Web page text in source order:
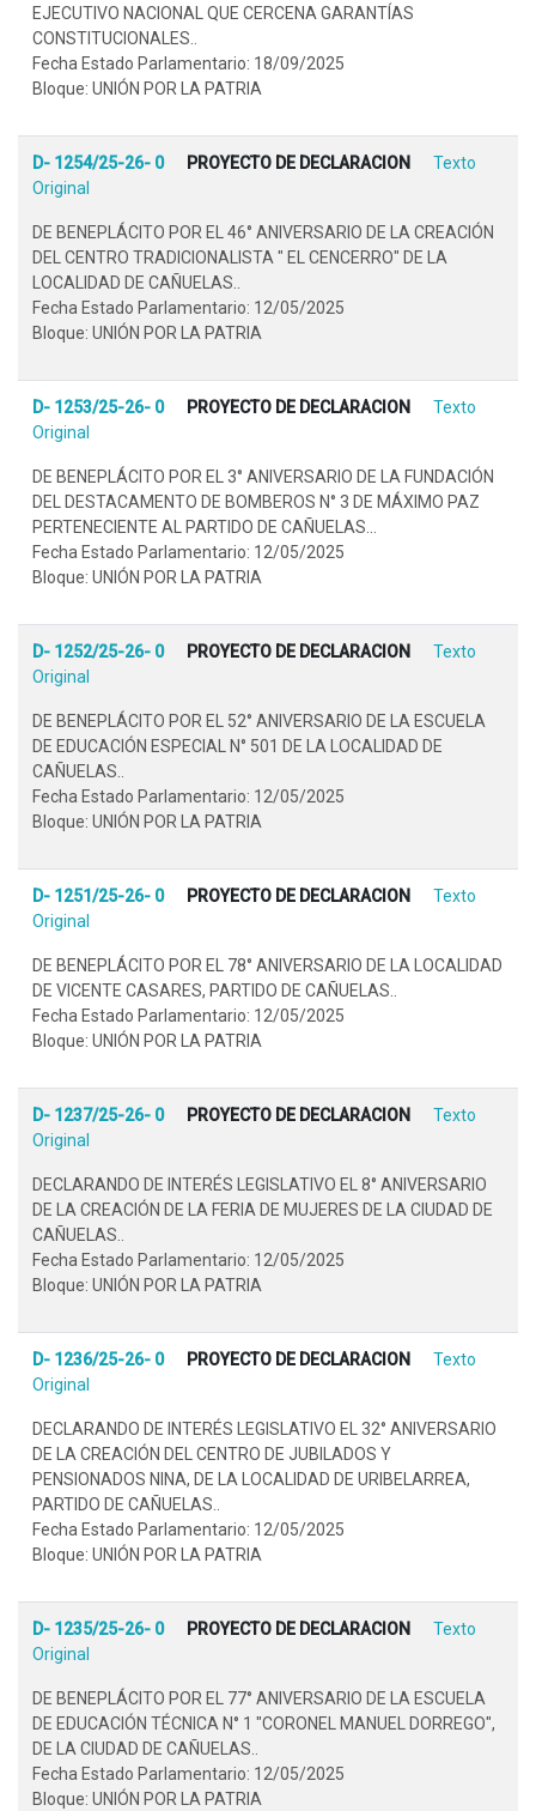
EJECUTIVO NACIONAL QUE CERCENA GARANTÍAS
CONSTITUCIONALES..
Fecha Estado Parlamentario: 18/09/2025
Bloque: UNIÓN POR LA PATRIA
D- 1254/25-26- 0 PROYECTO DE DECLARACION
Texto
Original
DE BENEPLÁCITO POR EL 46° ANIVERSARIO DE LA CREACIÓN
DEL CENTRO TRADICIONALISTA " EL CENCERRO" DE LA
LOCALIDAD DE CAÑUELAS..
Fecha Estado Parlamentario: 12/05/2025
Bloque: UNIÓN POR LA PATRIA
D- 1253/25-26- 0 PROYECTO DE DECLARACION
Texto
Original
DE BENEPLÁCITO POR EL 3° ANIVERSARIO DE LA FUNDACIÓN
DEL DESTACAMENTO DE BOMBEROS N° 3 DE MÁXIMO PAZ
PERTENECIENTE AL PARTIDO DE CAÑUELAS...
Fecha Estado Parlamentario: 12/05/2025
Bloque: UNIÓN POR LA PATRIA
D- 1252/25-26- 0 PROYECTO DE DECLARACION
Texto
Original
DE BENEPLÁCITO POR EL 52° ANIVERSARIO DE LA ESCUELA
DE EDUCACIÓN ESPECIAL N° 501 DE LA LOCALIDAD DE
CAÑUELAS..
Fecha Estado Parlamentario: 12/05/2025
Bloque: UNIÓN POR LA PATRIA
D- 1251/25-26- 0 PROYECTO DE DECLARACION
Texto
Original
DE BENEPLÁCITO POR EL 78° ANIVERSARIO DE LA LOCALIDAD
DE VICENTE CASARES, PARTIDO DE CAÑUELAS..
Fecha Estado Parlamentario: 12/05/2025
Bloque: UNIÓN POR LA PATRIA
D- 1237/25-26- 0 PROYECTO DE DECLARACION
Texto
Original
DECLARANDO DE INTERÉS LEGISLATIVO EL 8° ANIVERSARIO
DE LA CREACIÓN DE LA FERIA DE MUJERES DE LA CIUDAD DE
CAÑUELAS..
Fecha Estado Parlamentario: 12/05/2025
Bloque: UNIÓN POR LA PATRIA
D- 1236/25-26- 0 PROYECTO DE DECLARACION
Texto
Original
DECLARANDO DE INTERÉS LEGISLATIVO EL 32° ANIVERSARIO
DE LA CREACIÓN DEL CENTRO DE JUBILADOS Y
PENSIONADOS NINA, DE LA LOCALIDAD DE URIBELARREA,
PARTIDO DE CAÑUELAS..
Fecha Estado Parlamentario: 12/05/2025
Bloque: UNIÓN POR LA PATRIA
D- 1235/25-26- 0 PROYECTO DE DECLARACION
Texto
Original
DE BENEPLÁCITO POR EL 77° ANIVERSARIO DE LA ESCUELA
DE EDUCACIÓN TÉCNICA N° 1 "CORONEL MANUEL DORREGO",
DE LA CIUDAD DE CAÑUELAS..
Fecha Estado Parlamentario: 12/05/2025
Bloque: UNIÓN POR LA PATRIA